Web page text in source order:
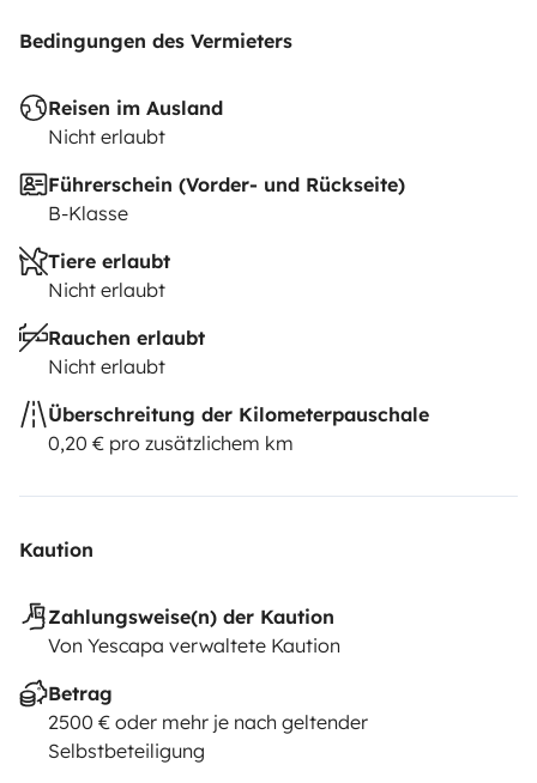
Bedingungen des Vermieters
Reisen im Ausland
Nicht erlaubt
Führerschein (Vorder- und Rückseite)
B-Klasse
Tiere erlaubt
Nicht erlaubt
Rauchen erlaubt
Nicht erlaubt
Überschreitung der Kilometerpauschale
0,20 € pro zusätzlichem km
Kaution
Zahlungsweise(n) der Kaution
Von Yescapa verwaltete Kaution
Betrag
2500 € oder mehr je nach geltender
Selbstbeteiligung